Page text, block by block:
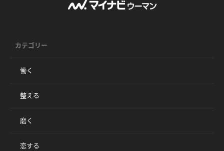
カテゴリー
働く
整える
磨く
恋する